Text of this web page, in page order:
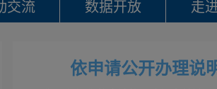
交流 数据开放 走
依申请公开办理说